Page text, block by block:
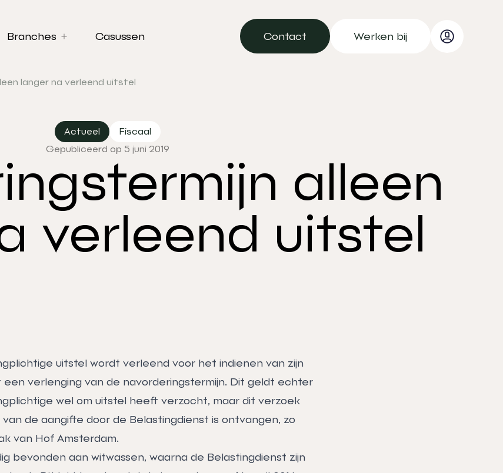
Branches Casussen
Contact
Contact
Werken bij
langer na verleend uitstel
Actueel
Fiscaal
Gepubliceerd op 5 juni 2019
alleen
verleend uitstel
uitstel wordt verleend voor het indienen van zijn
verlenging van de navorderingstermijn. Dit geldt echter
wel om uitstel heeft verzocht, maar dit verzoek
de aangifte door de Belastingdienst is ontvangen, zo
van Hof Amsterdam.
bevonden aan witwassen, waarna de Belastingdienst zijn